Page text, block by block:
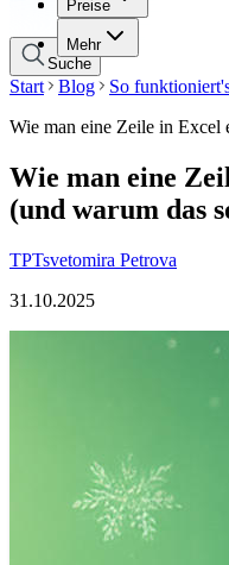
Preise
Mehr
Preise
Suche
Start Blog
So
Wie man eine Zeile in Excel
Wie man eine
(und warum das
TPTsvetomira Petrova
31.10.2025